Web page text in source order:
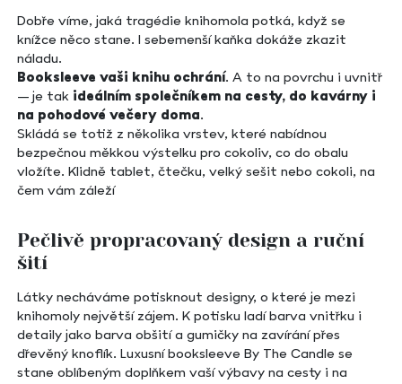
Dobře víme, jaká tragédie knihomola potká, když se
knížce něco stane. I sebemenší kaňka dokáže zkazit
náladu.
Booksleeve vaši knihu ochrání. A to na povrchu i uvnitř
– je tak ideálním společníkem na cesty, do kavárny i
na pohodové večery doma.
Skládá se totiž z několika vrstev, které nabídnou
bezpečnou měkkou výstelku pro cokoliv, co do obalu
vložíte. Klidně tablet, čtečku, velký sešit nebo cokoli, na
čem vám záleží
Pečlivě propracovaný design a ruční
šití
Látky necháváme potisknout designy, o které je mezi
knihomoly největší zájem. K potisku ladí barva vnitřku i
detaily jako barva obšití a gumičky na zavírání přes
dřevěný knoflík. Luxusní booksleeve By The Candle se
stane oblíbeným doplňkem vaší výbavy na cesty i na